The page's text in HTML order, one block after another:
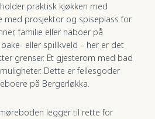
praktisk kjøkken med
med prosjektor og spiseplass for
familie eller naboer på
eller spillkveld – her er det
grenser. Et gjesterom med bad
Dette er fellesgoder
på Bergerløkka.
legger til rette for